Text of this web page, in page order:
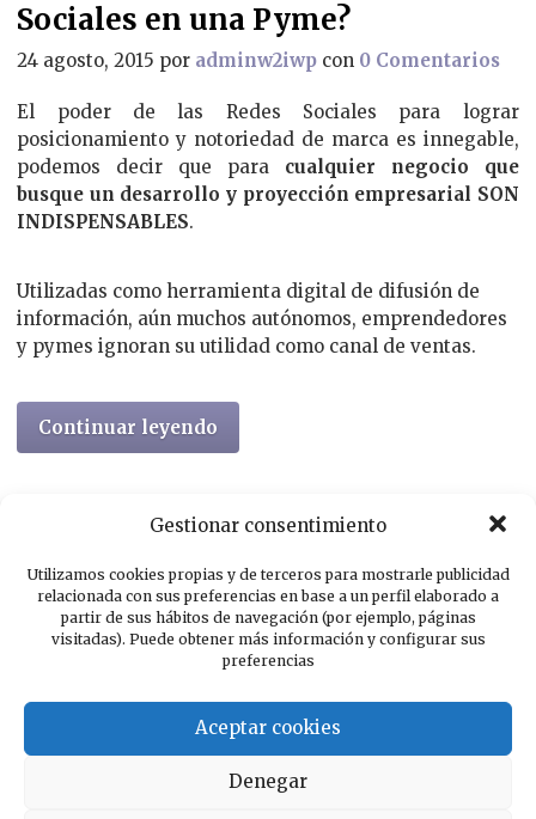
Gestionar consentimiento
Utilizamos cookies propias y de terceros para mostrarle publicidad
relacionada con sus preferencias en base a un perfil elaborado a
partir de sus hábitos de navegación (por ejemplo, páginas
visitadas). Puede obtener más información y configurar sus
preferencias
Aceptar cookies
Denegar
Sociales en una Pyme?
24 agosto, 2015 por adminw2iwp con 0 Comentarios
El poder de las Redes Sociales para lograr
posicionamiento y notoriedad de marca es innegable,
podemos decir que para cualquier negocio que
busque un desarrollo y proyección empresarial SON
INDISPENSABLES.
Utilizadas como herramienta digital de difusión de
información, aún muchos autónomos, emprendedores
y pymes ignoran su utilidad como canal de ventas.
Continuar leyendo
Síguenos en
FILTER_SANITIZE_STRING is deprecated in
/var/www/vhosts/w2i.es/public_html/wp-
content/plugins/social-media-
feather/synved-social/synved-social.php